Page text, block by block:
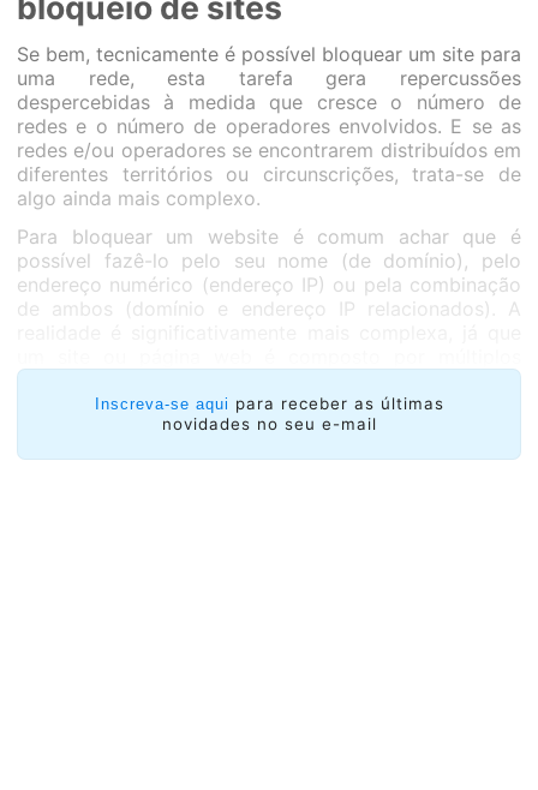
Se bem, tecnicamente é possível bloquear um site para
uma rede, esta tarefa gera repercussões
despercebidas à medida que cresce o número de
redes e o número de operadores envolvidos. E se as
redes e/ou operadores se encontrarem distribuídos em
diferentes territórios ou circunscrições, trata-se de
algo ainda mais complexo.
Para bloquear um website é comum achar que é
possível fazê-lo pelo seu nome (de domínio), pelo
endereço numérico (endereço IP) ou pela combinação
de ambos (domínio e endereço IP relacionados). A
objetos, muitos dos quais podem responder a
diferentes nomes de domínio e/ou estarem alocados
em diferentes endereços IP.
Da mesma forma que um website pode estar
Inscreva-se aqui para receber as últimas
novidades no seu e-mail